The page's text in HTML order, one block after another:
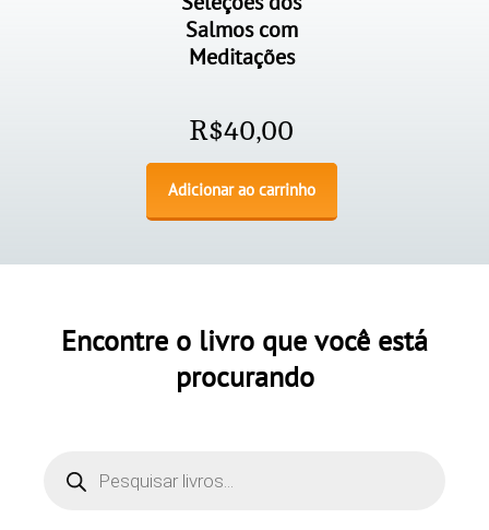
Salmos com
Meditações
R$40,00
Adicionar ao carrinho
Encontre o livro que você está
procurando